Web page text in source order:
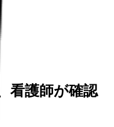
看護師が確認